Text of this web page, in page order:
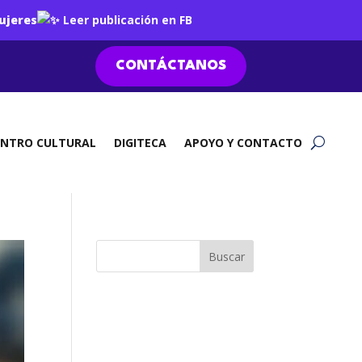
Leer publicación en FB
CONTÁCTANOS
CULTURAL DIGITECA APOYO Y CONTACTO